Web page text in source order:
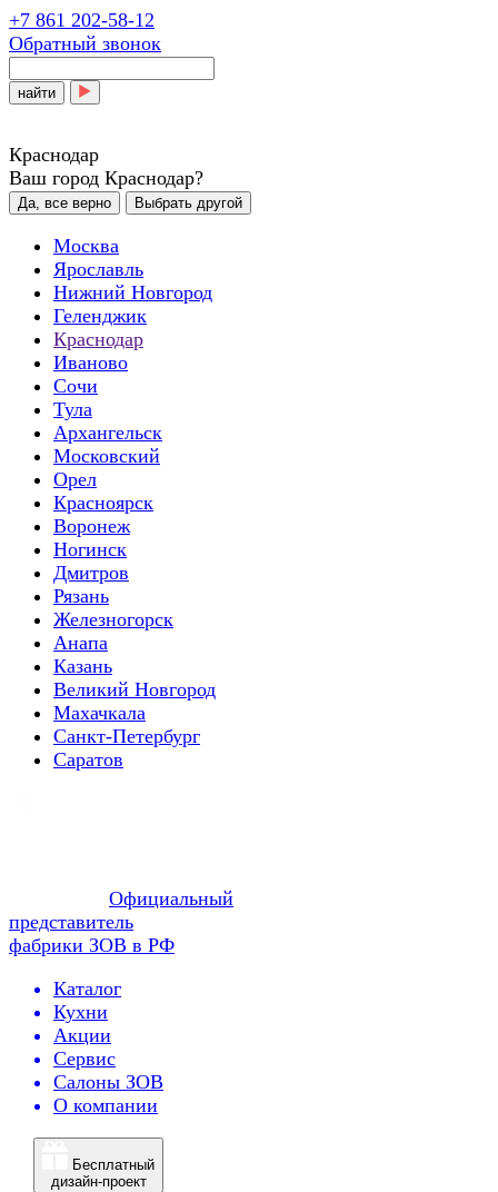
+7 861 202-58-12
Обратный звонок
найти
Краснодар
Ваш город Краснодар?
Да, все верно Выбрать другой
Москва
Ярославль
Нижний Новгород
Геленджик
Краснодар
Иваново
Сочи
Тула
Архангельск
Московский
Орел
Красноярск
Воронеж
Ногинск
Дмитров
Рязань
Железногорск
Анапа
Казань
Великий Новгород
Махачкала
Санкт-Петербург
Саратов
Официальный
представитель
фабрики ЗОВ в РФ
Каталог
Кухни
Акции
Сервис
Салоны ЗОВ
О компании
Бесплатный
дизайн-проект